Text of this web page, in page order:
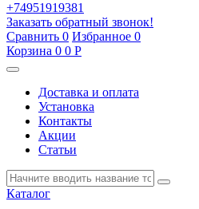
+74951919381
Заказать обратный звонок!
Сравнить 0 Избранное 0
Корзина 0 0 Р
Доставка и оплата
Установка
Контакты
Акции
Статьи
Каталог